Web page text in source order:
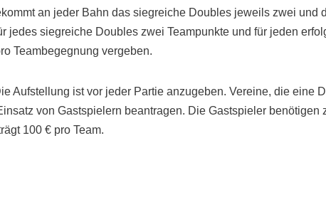
an jeder Bahn das siegreiche Doubles jeweils zwei
jedes siegreiche Doubles zwei Teampunkte und für jeden
Teambegegnung vergeben.
Aufstellung ist vor jeder Partie anzugeben. Vereine, die eine
von Gastspielern beantragen. Die Gastspieler
100 € pro Team.